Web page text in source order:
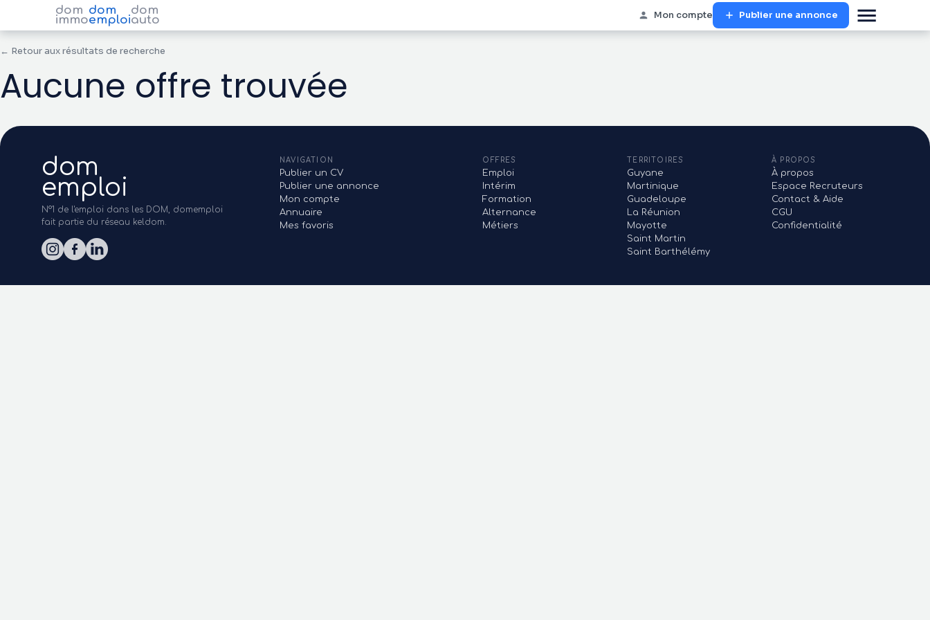
dom
immo
dom
emploi
dom
auto Mon compte Publier une annonce
← Retour aux résultats de recherche
Aucune offre trouvée
dom
emploi
N°1 de l'emploi dans les DOM, domemploi
fait partie du réseau keldom.
NAVIGATION
Publier un CV
Publier une annonce
Mon compte
Annuaire
Mes favoris
OFFRES
Emploi
Intérim
Formation
Alternance
Métiers
TERRITOIRES
Guyane
Martinique
Guadeloupe
La Réunion
Mayotte
Saint Martin
Saint Barthélémy
À PROPOS
À propos
Espace Recruteurs
Contact & Aide
CGU
Confidentialité